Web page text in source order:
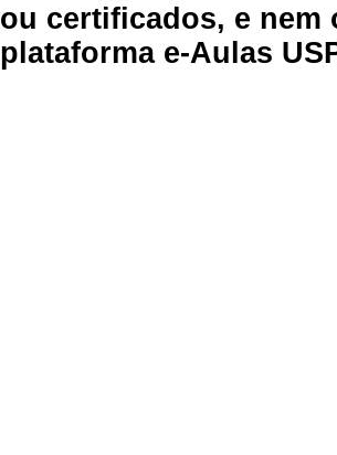
ou certificados, e
plataforma e-Aulas